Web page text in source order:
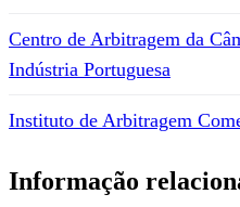
Centro de Arbitragem da
Indústria Portuguesa
Instituto de Arbitragem
Informação